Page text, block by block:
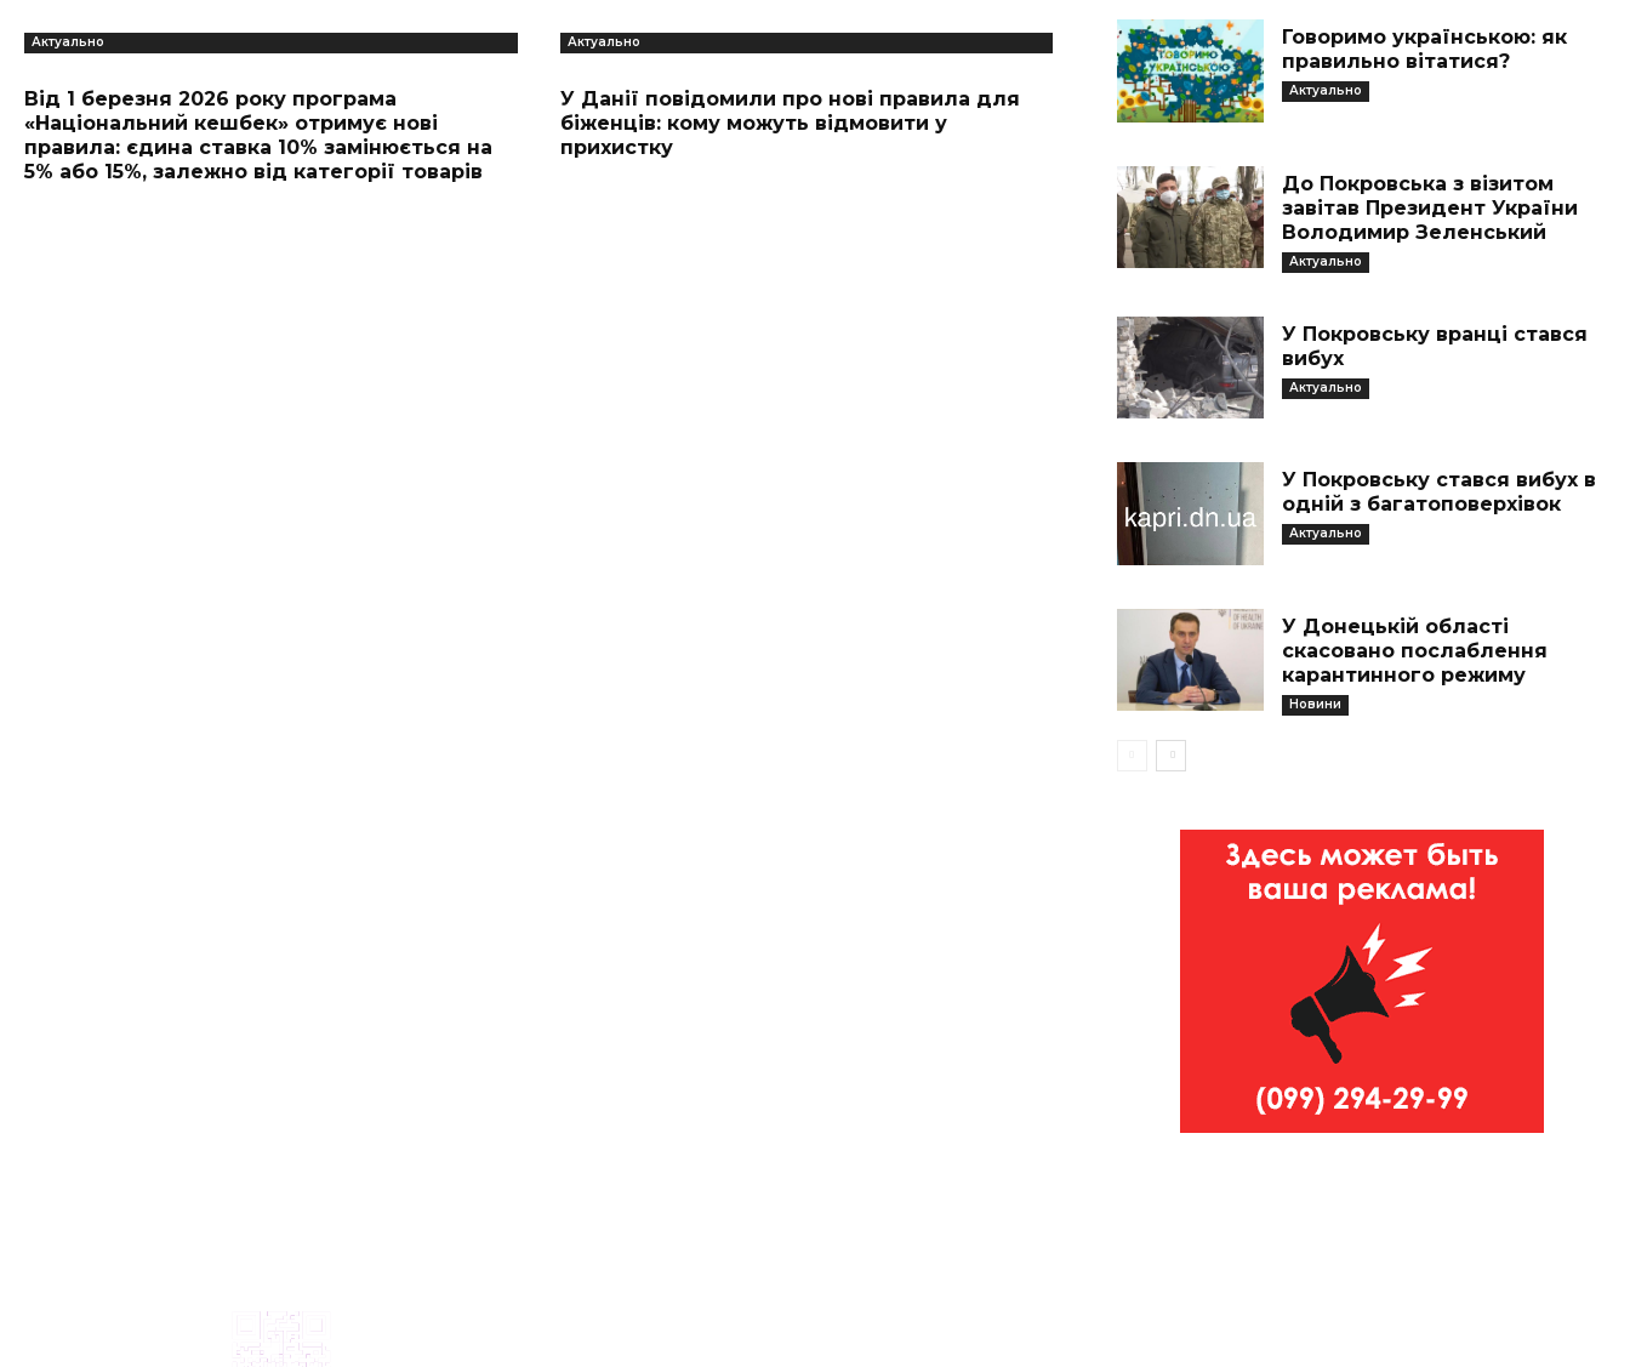
Актуально
Від 1 березня 2026 року програма
«Національний кешбек» отримує нові
правила: єдина ставка 10% замінюється на
5% або 15%, залежно від категорії товарів
Актуально
У Данії повідомили про нові правила для
біженців: кому можуть відмовити у
прихистку
Говоримо українською: як
правильно вітатися?
Актуально
До Покровська з візитом
завітав Президент України
Володимир Зеленський
Актуально
У Покровську вранці стався
вибух
Актуально
У Покровську стався вибух в
одній з багатоповерхівок
Актуально
У Донецькій області
скасовано послаблення
карантинного режиму
Новини